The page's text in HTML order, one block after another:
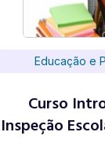
Educação e
Curso
Inspeção